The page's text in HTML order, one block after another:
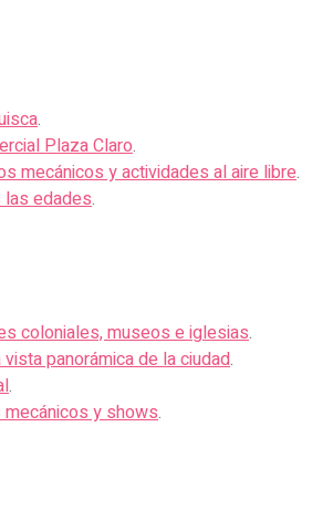
.
Plaza Claro.
mecánicos y actividades al aire libre.
las edades.
coloniales, museos e iglesias.
vista panorámica de la ciudad.
.
mecánicos y shows.